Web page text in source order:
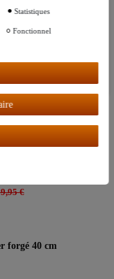
en stock
€
forgé 30 cm
en stock
€
forgé 40 cm
Statistiques
Fonctionnel